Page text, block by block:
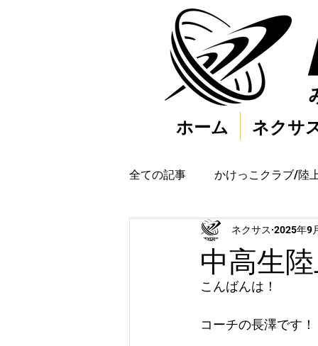
ホーム ネクサ
全ての記事 かけっこクラブ/陸
中高生
ネクサス 2025年9
こんばんは！
コーチの長澤です！